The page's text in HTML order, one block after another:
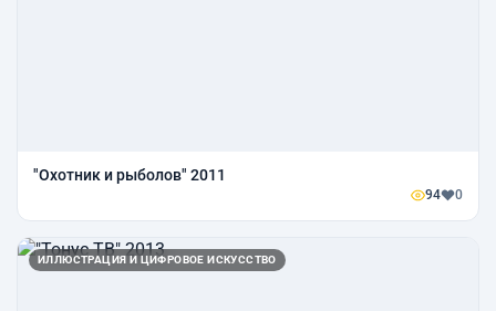
"Охотник и рыболов" 2011
94 0
ИЛЛЮСТРАЦИЯ И ЦИФРОВОЕ ИСКУССТВО